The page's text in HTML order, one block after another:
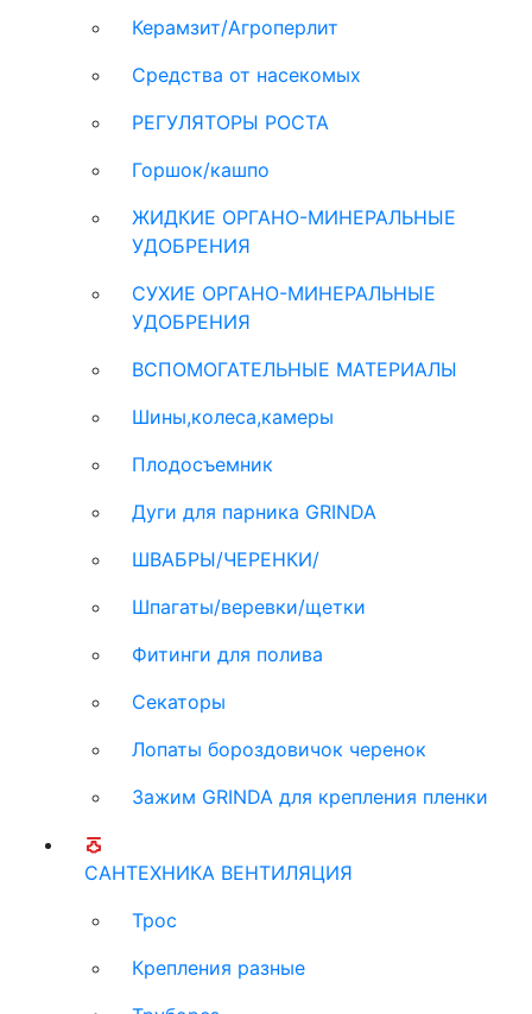
Керамзит/Агроперлит
Средства от насекомых
РЕГУЛЯТОРЫ РОСТА
Горшок/кашпо
ЖИДКИЕ ОРГАНО-МИНЕРАЛЬНЫЕ
УДОБРЕНИЯ
СУХИЕ ОРГАНО-МИНЕРАЛЬНЫЕ
УДОБРЕНИЯ
ВСПОМОГАТЕЛЬНЫЕ МАТЕРИАЛЫ
Шины,колеса,камеры
Плодосъемник
Дуги для парника GRINDA
ШВАБРЫ/ЧЕРЕНКИ/
Шпагаты/веревки/щетки
Фитинги для полива
Секаторы
Лопаты бороздовичок черенок
Зажим GRINDA для крепления пленки
САНТЕХНИКА ВЕНТИЛЯЦИЯ
Трос
Крепления разные